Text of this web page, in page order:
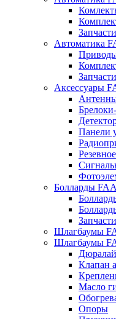
Автоматика
Аксессуары
Панели
Болларды
Шлагбаумы
Шлагбаумы
Клапан
Масло
Опоры